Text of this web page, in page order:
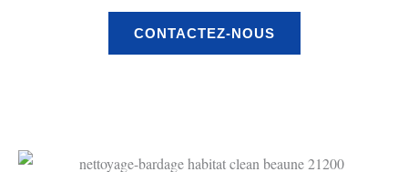
CONTACTEZ-NOUS